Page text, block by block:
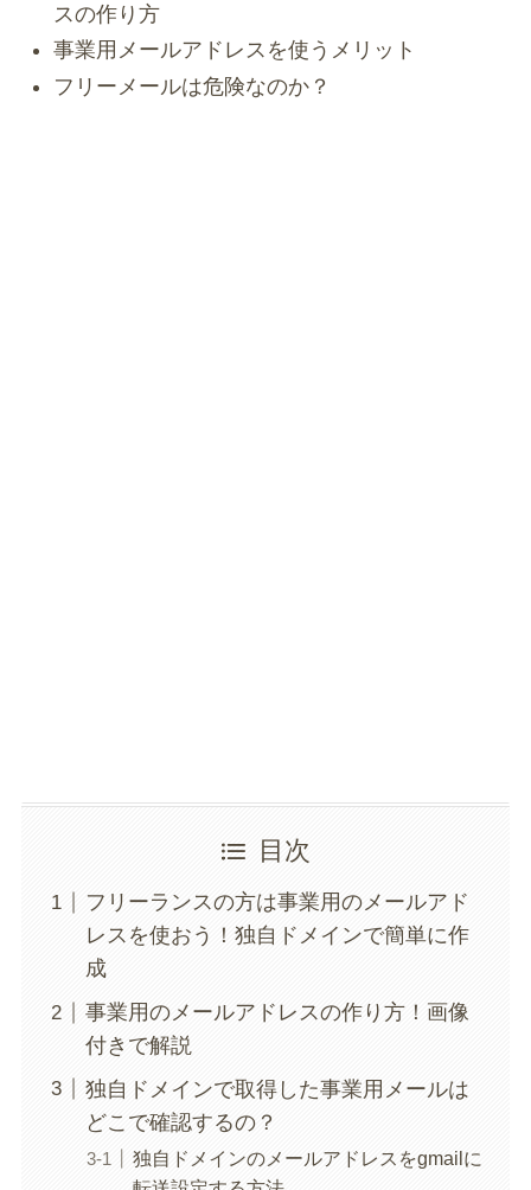
スの作り方
事業用メールアドレスを使うメリット
フリーメールは危険なのか？
目次
フリーランスの方は事業用のメールアド
レスを使おう！独自ドメインで簡単に作
成
事業用のメールアドレスの作り方！画像
付きで解説
独自ドメインで取得した事業用メールは
どこで確認するの？
独自ドメインのメールアドレスをgmailに